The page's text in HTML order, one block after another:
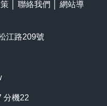
聯絡我們
網站導
江路209號
分機22